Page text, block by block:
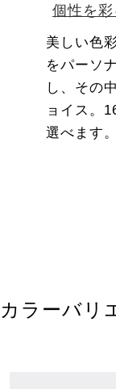
個性を
美しい色
をパーソ
し、その
ョイス。
選べます。
カラーバリ